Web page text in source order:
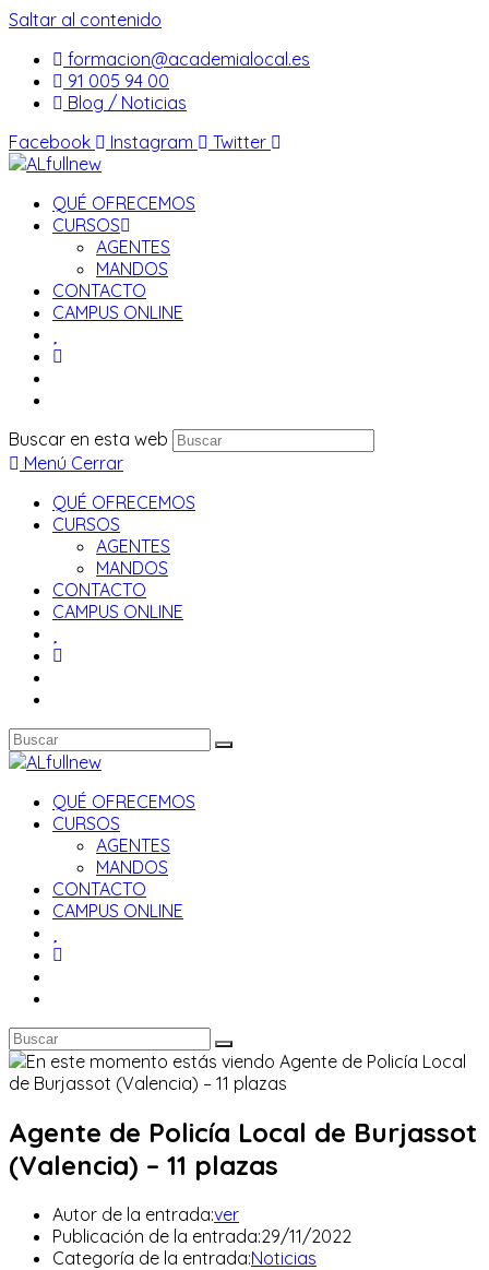
Saltar al contenido
formacion@academialocal.es
91 005 94 00
Blog / Noticias
Facebook
Instagram Twitter
QUÉ OFRECEMOS
CURSOS
AGENTES
MANDOS
CONTACTO
CAMPUS ONLINE
Buscar en esta web
Menú Cerrar
QUÉ OFRECEMOS
CURSOS
AGENTES
MANDOS
CONTACTO
CAMPUS ONLINE
QUÉ OFRECEMOS
CURSOS
AGENTES
MANDOS
CONTACTO
CAMPUS ONLINE
Agente de Policía Local de Burjassot
(Valencia) – 11 plazas
Autor de la entrada:ver
Publicación de la entrada:29/11/2022
Categoría de la entrada:Noticias